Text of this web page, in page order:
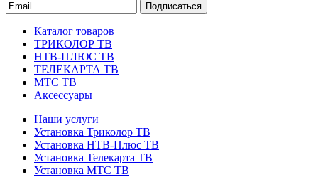
Подписаться
Каталог товаров
ТРИКОЛОР ТВ
НТВ-ПЛЮС ТВ
ТЕЛЕКАРТА ТВ
МТС ТВ
Аксессуары
Наши услуги
Установка Триколор ТВ
Установка НТВ-Плюс ТВ
Установка Телекарта ТВ
Установка МТС ТВ